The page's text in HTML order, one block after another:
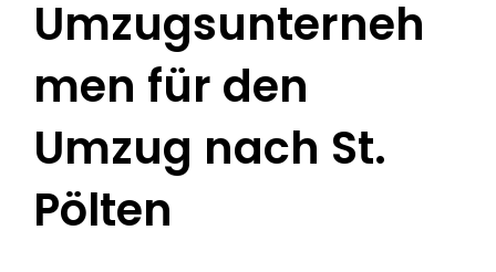
Umzugsunterneh
men für den
Umzug nach St.
Pölten